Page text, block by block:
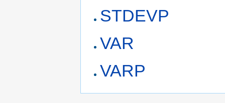
STDEVP
VAR
VARP